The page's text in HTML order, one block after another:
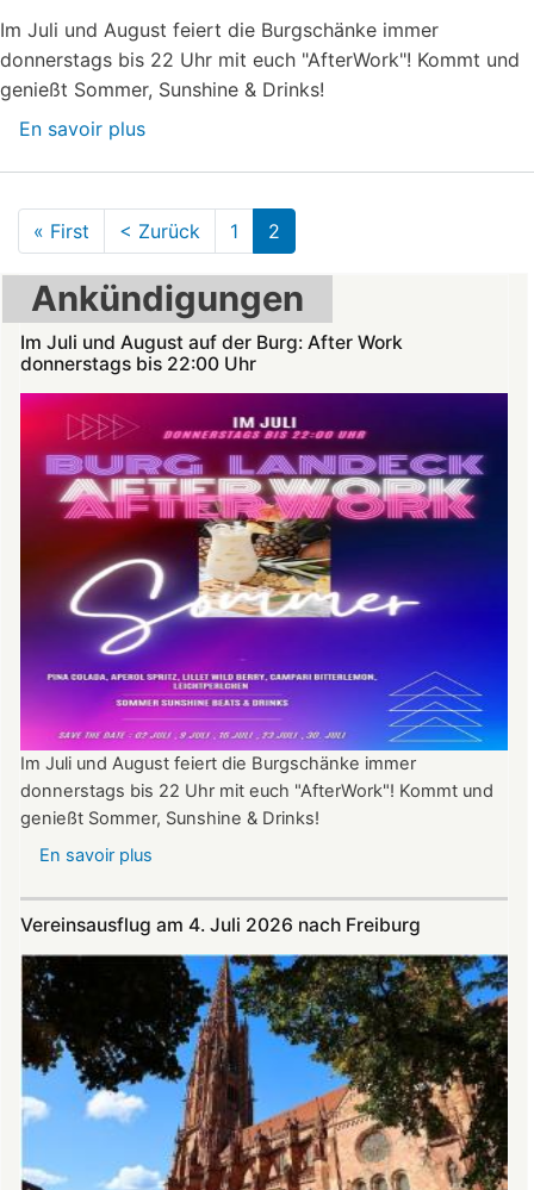
Im Juli und August feiert die Burgschänke immer
donnerstags bis 22 Uhr mit euch "AfterWork"! Kommt und
genießt Sommer, Sunshine & Drinks!
En savoir plus
und
August
auf
der
Burg:
After
Work
donnerstags
bis
22:00
Uhr
Pagination
« First Première
page
< Zurück Page
précédente
1 2
Ankündigungen
Im Juli und August auf der Burg: After Work
donnerstags bis 22:00 Uhr
Im Juli und August feiert die Burgschänke immer
donnerstags bis 22 Uhr mit euch "AfterWork"! Kommt und
genießt Sommer, Sunshine & Drinks!
En savoir plus
und
August
auf
der
Burg:
After
Work
donnerstags
bis
22:00
Vereinsausflug am 4. Juli 2026 nach Freiburg